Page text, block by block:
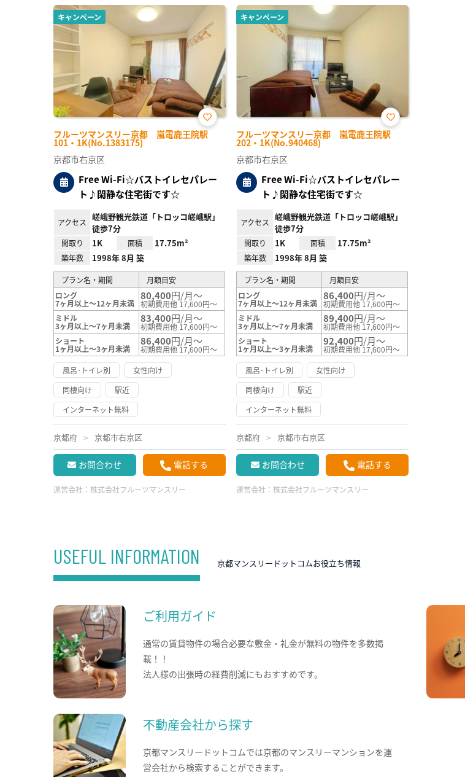
キャンペーン
フルーツマンスリー京都 嵐電鹿王院駅
101・1K(No.1383175)
お気
に入
京都市右京区
Free Wi-Fi☆バストイレセパレー
ト♪閑静な住宅街です☆
アクセス
嵯峨野観光鉄道「トロッコ嵯峨駅」
徒歩7分
間取り 1K 面積 17.75m²
築年数 1998年 8月 築
プラン名・期間
月額目安
ロング
7ヶ月以上～12ヶ月未満
80,400円/月～
初期費用他 17,600円～
ミドル
3ヶ月以上～7ヶ月未満
83,400円/月～
初期費用他 17,600円～
ショート
1ヶ月以上～3ヶ月未満
86,400円/月～
初期費用他 17,600円～
風呂･トイレ別
女性向け
同棲向け
駅近
インターネット無料
京都府 京都市右京区
お問合わせ 電話する
運営会社： 株式会社フルーツマンスリー
キャンペーン
フルーツマンスリー京都 嵐電鹿王院駅
202・1K(No.940468)
お気
に入
京都市右京区
Free Wi-Fi☆バストイレセパレー
ト♪閑静な住宅街です☆
アクセス
嵯峨野観光鉄道「トロッコ嵯峨駅」
徒歩7分
間取り 1K 面積 17.75m²
築年数 1998年 8月 築
プラン名・期間
月額目安
ロング
7ヶ月以上～12ヶ月未満
86,400円/月～
初期費用他 17,600円～
ミドル
3ヶ月以上～7ヶ月未満
89,400円/月～
初期費用他 17,600円～
ショート
1ヶ月以上～3ヶ月未満
92,400円/月～
初期費用他 17,600円～
風呂･トイレ別
女性向け
同棲向け
駅近
インターネット無料
京都府 京都市右京区
お問合わせ 電話する
運営会社：株式会社フルーツマンスリー
USEFUL INFORMATION 京都マンスリードットコムお役立ち情報
ご利用ガイド
通常の賃貸物件の場合必要な敷金・礼金が無料の物件を多数掲
載！！
法人様の出張時の経費削減にもおすすめです。
不動産会社から探す
京都マンスリードットコムでは京都のマンスリーマンションを運
営会社から検索することができます。